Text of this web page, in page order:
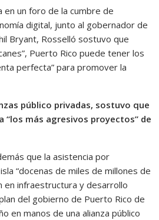
en un foro de la cumbre de
digital, junto al gobernador de
Bryant, Rosselló sostuvo que
Puerto Rico puede tener los
perfecta” para promover la
público privadas, sostuvo que
“los más agresivos proyectos” de
que la asistencia por
“docenas de miles de millones de
en infraestructura y desarrollo
del gobierno de Puerto Rico de
en manos de una alianza público